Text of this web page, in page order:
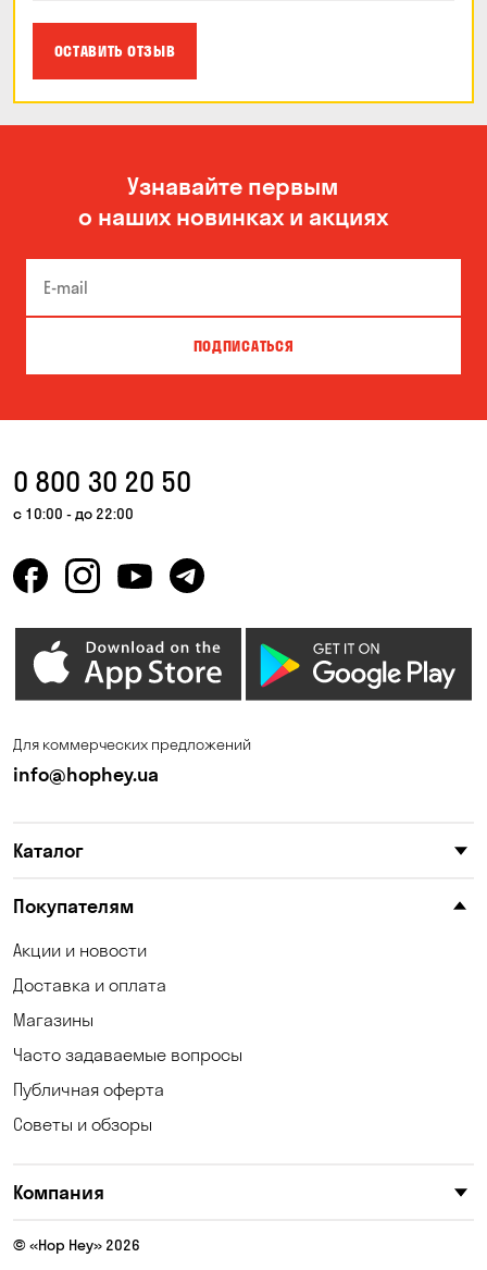
ОСТАВИТЬ ОТЗЫВ
Узнавайте первым
о наших новинках и акциях
ПОДПИСАТЬСЯ
0 800 30 20 50
с 10:00 - до 22:00
Для коммерческих предложений
info@hophey.ua
Каталог
Покупателям
Акции и новости
Доставка и оплата
Магазины
Часто задаваемые вопросы
Публичная оферта
Советы и обзоры
Компания
© «Hop Hey» 2026